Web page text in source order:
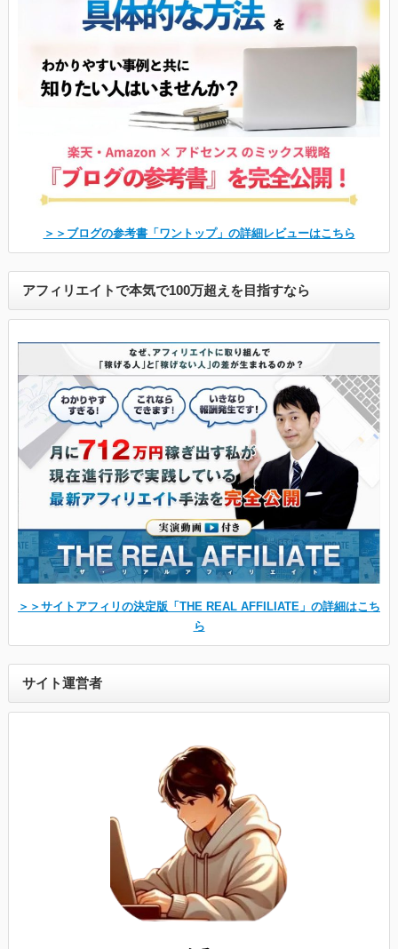
＞＞ブログの参考書「ワントップ」の詳細レビューはこちら
アフィリエイトで本気で100万超えを目指すなら
＞＞サイトアフィリの決定版「THE REAL AFFILIATE」の詳細はこち
ら
サイト運営者